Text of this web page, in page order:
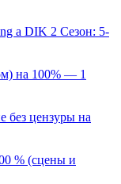
a DIK 2 Сезон: 5-
на 100% — 1
без цензуры на
% (сцены и